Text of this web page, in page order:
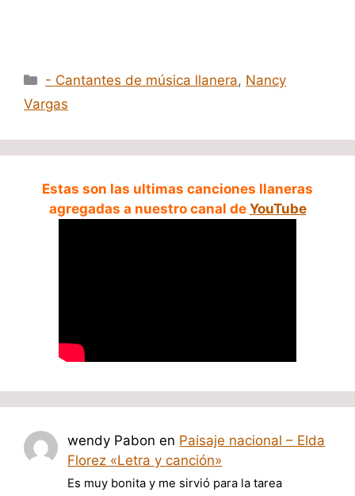
Categorías
- Cantantes de música llanera, Nancy
Vargas
Estas son las ultimas canciones llaneras
agregadas a nuestro canal de YouTube
wendy Pabon en Paisaje nacional – Elda
Florez «Letra y canción»
Es muy bonita y me sirvió para la tarea